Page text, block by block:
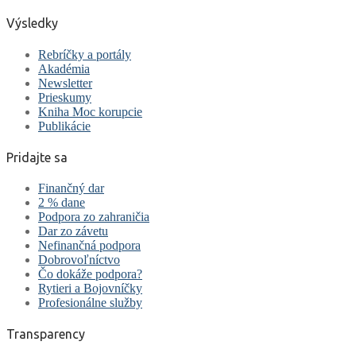
Výsledky
Rebríčky a portály
Akadémia
Newsletter
Prieskumy
Kniha Moc korupcie
Publikácie
Pridajte sa
Finančný dar
2 % dane
Podpora zo zahraničia
Dar zo závetu
Nefinančná podpora
Dobrovoľníctvo
Čo dokáže podpora?
Rytieri a Bojovníčky
Profesionálne služby
Transparency